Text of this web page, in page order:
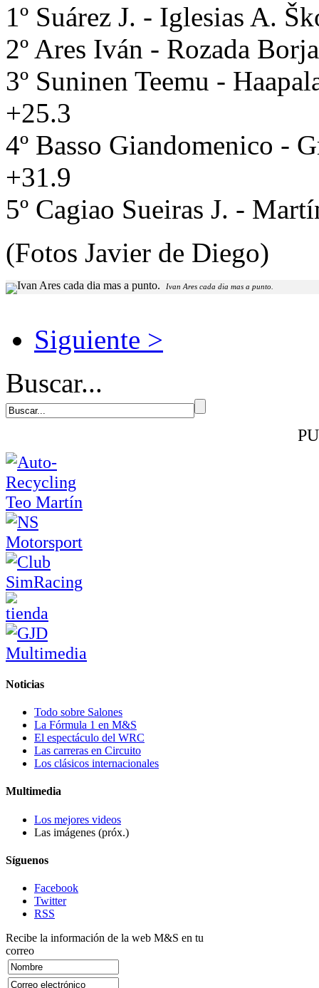
1º Suárez J. - Iglesias A.
2º Ares Iván - Rozada
3º Suninen Teemu -
+25.3
4º Basso Giandomenico -
+31.9
5º Cagiao Sueiras J. -
(Fotos Javier de Diego)
Ivan Ares cada dia mas a punto.
Siguiente >
Buscar...
Noticias
Todo sobre Salones
La Fórmula 1 en M&S
El espectáculo del WRC
Las carreras en Circuito
Los clásicos internacionales
Multimedia
Los mejores videos
Las imágenes (próx.)
Síguenos
Facebook
Twitter
RSS
Recibe la información de la web M&S en tu
correo